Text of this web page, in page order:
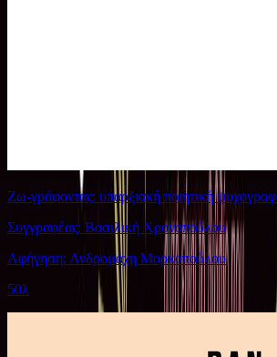
Ζω-γράφοντας: υπαρξιακή ποιητική
Συγγραφέας: Βασιλική Χρονοπούλου
Αφήγηση: Ανδρομάχη Μαρκοπούλου
50λ